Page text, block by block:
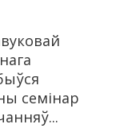
семінар